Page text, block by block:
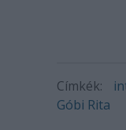
Címkék:
Góbi Rita